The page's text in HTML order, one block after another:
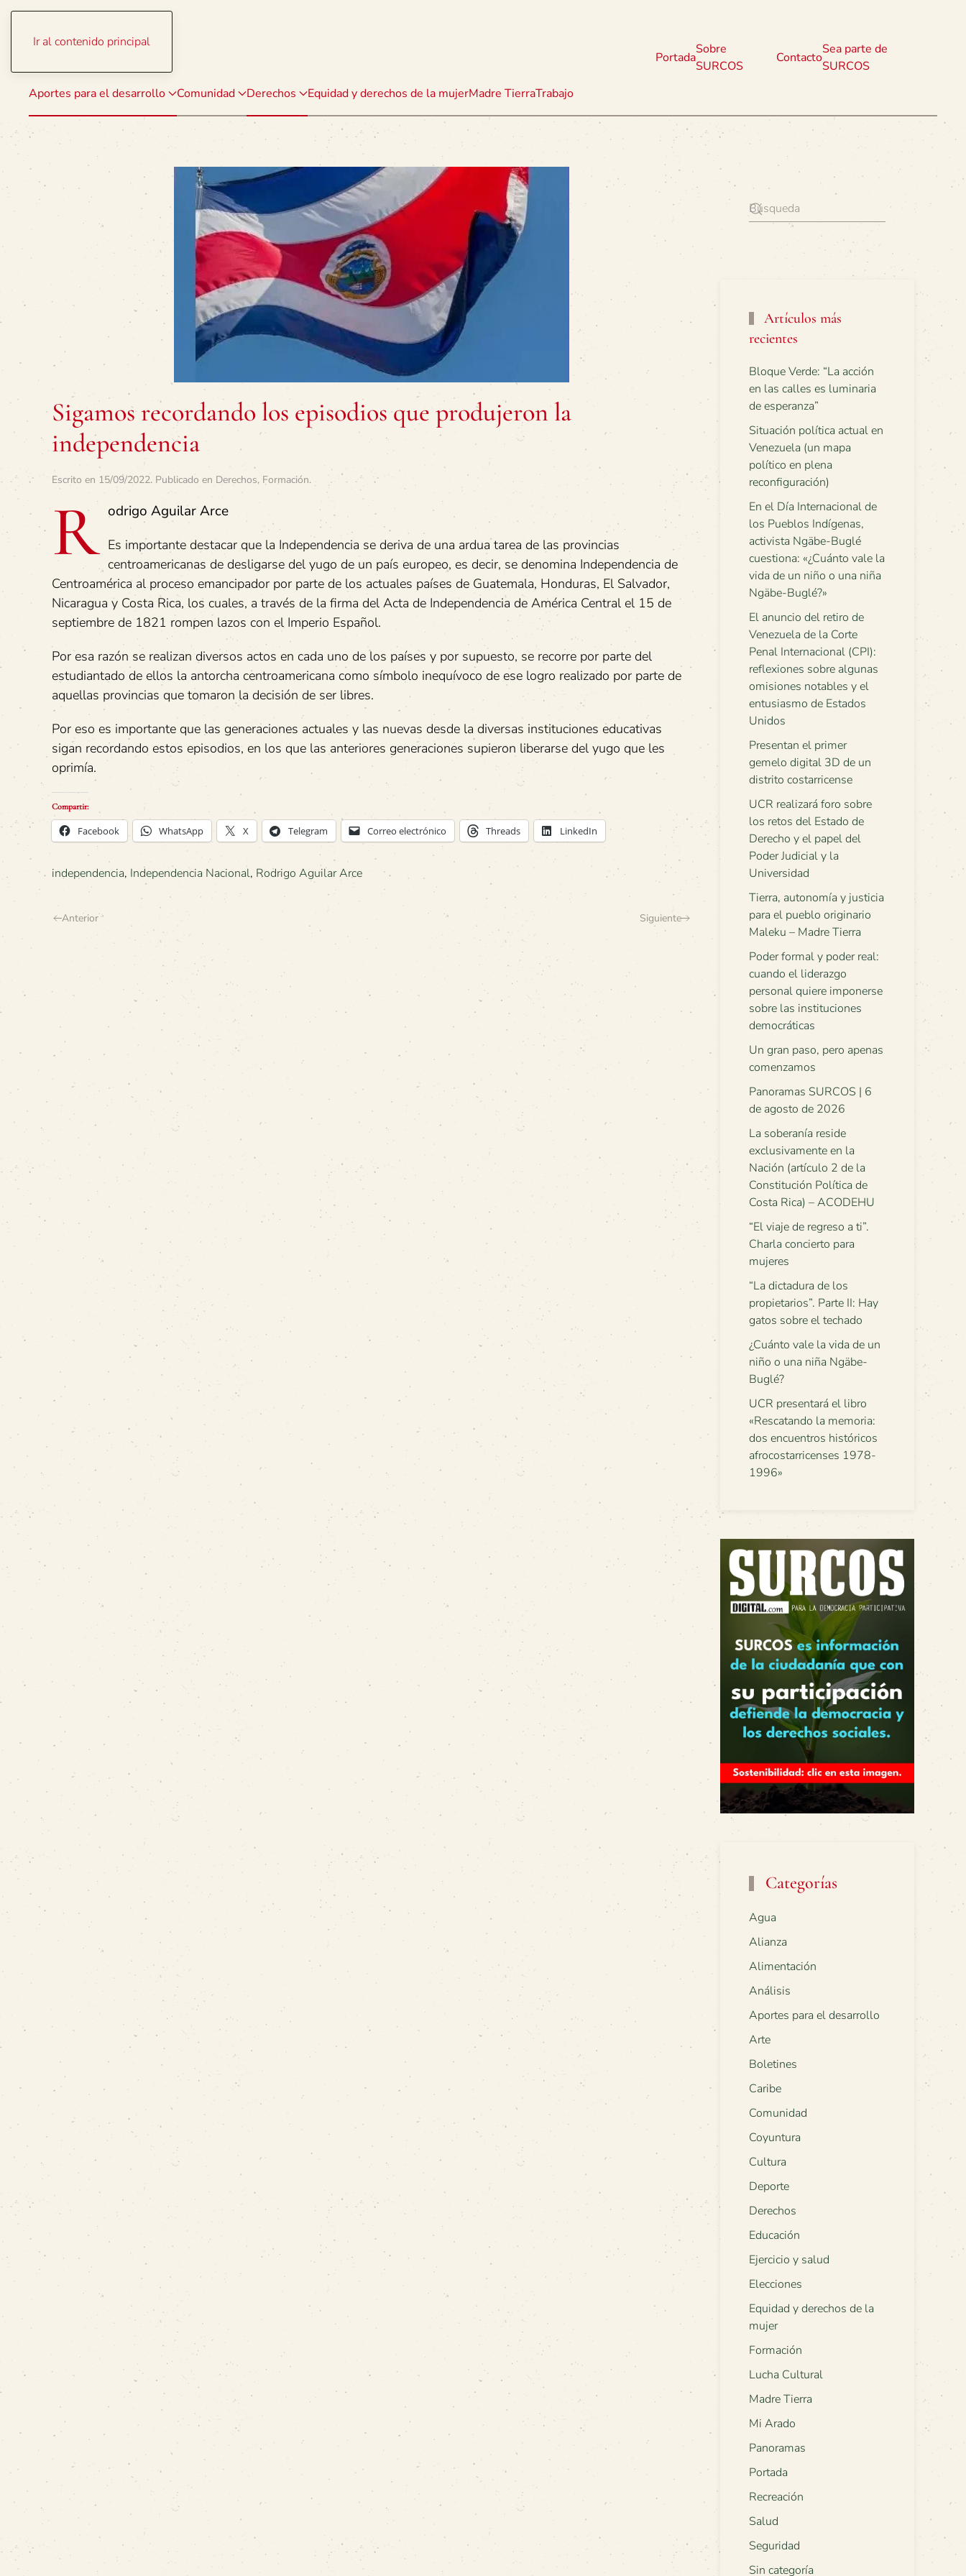
Ir al contenido principal
Aportes para el desarrollo Comunidad Derechos Equidad y derechos de la mujerMadre TierraTrabajo
Portada
Sobre
SURCOS
Contacto
Sea parte de
SURCOS
Sigamos recordando los episodios que produjeron la
independencia
Escrito en 15/09/2022. Publicado en Derechos, Formación.
R odrigo Aguilar Arce
Es importante destacar que la Independencia se deriva de una ardua tarea de las provincias
centroamericanas de desligarse del yugo de un país europeo, es decir, se denomina Independencia de
Centroamérica al proceso emancipador por parte de los actuales países de Guatemala, Honduras, El Salvador,
Nicaragua y Costa Rica, los cuales, a través de la firma del Acta de Independencia de América Central el 15 de
septiembre de 1821 rompen lazos con el Imperio Español.
Por esa razón se realizan diversos actos en cada uno de los países y por supuesto, se recorre por parte del
estudiantado de ellos la antorcha centroamericana como símbolo inequívoco de ese logro realizado por parte de
aquellas provincias que tomaron la decisión de ser libres.
Por eso es importante que las generaciones actuales y las nuevas desde la diversas instituciones educativas
sigan recordando estos episodios, en los que las anteriores generaciones supieron liberarse del yugo que les
oprimía.
Compartir:
Facebook WhatsApp X Telegram Correo electrónico Threads LinkedIn
independencia, Independencia Nacional, Rodrigo Aguilar Arce
Anterior Siguiente
Artículos más
recientes
Bloque Verde: “La acción
en las calles es luminaria
de esperanza”
Situación política actual en
Venezuela (un mapa
político en plena
reconfiguración)
En el Día Internacional de
los Pueblos Indígenas,
activista Ngäbe-Buglé
cuestiona: «¿Cuánto vale la
vida de un niño o una niña
Ngäbe-Buglé?»
El anuncio del retiro de
Venezuela de la Corte
Penal Internacional (CPI):
reflexiones sobre algunas
omisiones notables y el
entusiasmo de Estados
Unidos
Presentan el primer
gemelo digital 3D de un
distrito costarricense
UCR realizará foro sobre
los retos del Estado de
Derecho y el papel del
Poder Judicial y la
Universidad
Tierra, autonomía y justicia
para el pueblo originario
Maleku – Madre Tierra
Poder formal y poder real:
cuando el liderazgo
personal quiere imponerse
sobre las instituciones
democráticas
Un gran paso, pero apenas
comenzamos
Panoramas SURCOS | 6
de agosto de 2026
La soberanía reside
exclusivamente en la
Nación (artículo 2 de la
Constitución Política de
Costa Rica) – ACODEHU
“El viaje de regreso a ti”.
Charla concierto para
mujeres
“La dictadura de los
propietarios”. Parte II: Hay
gatos sobre el techado
¿Cuánto vale la vida de un
niño o una niña Ngäbe-
Buglé?
UCR presentará el libro
«Rescatando la memoria:
dos encuentros históricos
afrocostarricenses 1978-
1996»
Categorías
Agua
Alianza
Alimentación
Análisis
Aportes para el desarrollo
Arte
Boletines
Caribe
Comunidad
Coyuntura
Cultura
Deporte
Derechos
Educación
Ejercicio y salud
Elecciones
Equidad y derechos de la
mujer
Formación
Lucha Cultural
Madre Tierra
Mi Arado
Panoramas
Portada
Recreación
Salud
Seguridad
Sin categoría